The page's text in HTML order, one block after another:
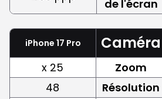
de l'écran
iPhone 17 Pro Caméra
x 25 Zoom
48
Résolution